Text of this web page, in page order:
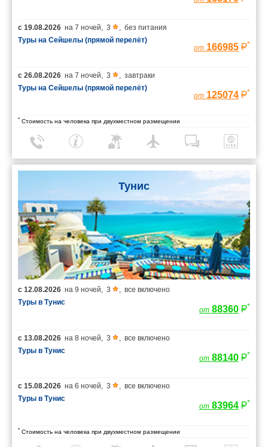
с 19.08.2026 на 7 ночей 3
без питания
Туры на Сейшелы (прямой перелёт)
от 166985 *
с 26.08.2026 на 7 ночей 3
завтраки
Туры на Сейшелы (прямой перелёт)
от 125074 *
* Стоимость на человека при двухместном размещении
Тунис
с 12.08.2026 на 9 ночей, 3 , все включено
Туры в Тунис
от 88360 *
с 13.08.2026 на 8 ночей, 3 , все включено
Туры в Тунис
от 88140 *
с 15.08.2026 на 6 ночей, 3 , все включено
Туры в Тунис
от 83964 *
* Стоимость на человека при двухместном размещении